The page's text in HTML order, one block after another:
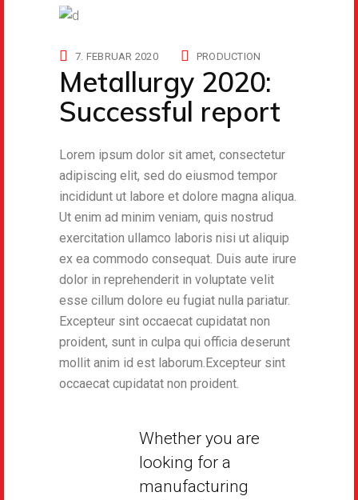
7. FEBRUAR 2020 PRODUCTION
Metallurgy 2020:
Successful report
Lorem ipsum dolor sit amet, consectetur
adipiscing elit, sed do eiusmod tempor
incididunt ut labore et dolore magna aliqua.
Ut enim ad minim veniam, quis nostrud
exercitation ullamco laboris nisi ut aliquip
ex ea commodo consequat. Duis aute irure
dolor in reprehenderit in voluptate velit
esse cillum dolore eu fugiat nulla pariatur.
Excepteur sint occaecat cupidatat non
proident, sunt in culpa qui officia deserunt
mollit anim id est laborum.Excepteur sint
occaecat cupidatat non proident.
Whether you are
looking for a
manufacturing